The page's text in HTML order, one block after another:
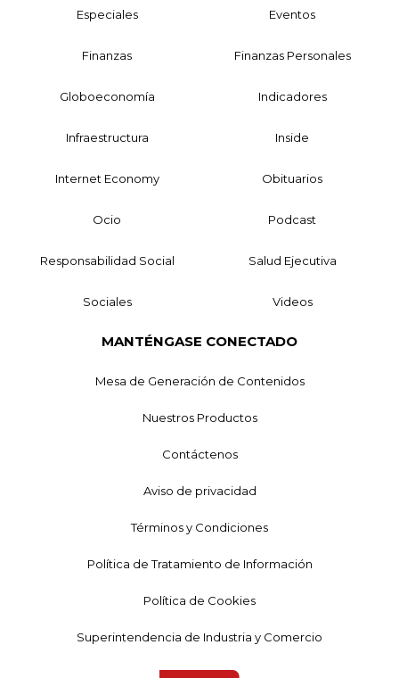
Especiales Eventos
Finanzas Finanzas Personales
Globoeconomía Indicadores
Infraestructura Inside
Internet Economy Obituarios
Ocio Podcast
Responsabilidad Social Salud Ejecutiva
Sociales Videos
MANTÉNGASE CONECTADO
Mesa de Generación de Contenidos
Nuestros Productos
Contáctenos
Aviso de privacidad
Términos y Condiciones
Política de Tratamiento de Información
Política de Cookies
Superintendencia de Industria y Comercio